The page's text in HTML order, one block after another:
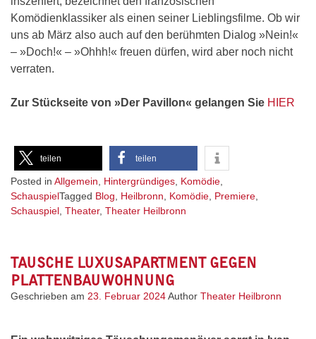
Komödienklassiker als einen seiner Lieblingsfilme. Ob wir
uns ab März also auch auf den berühmten Dialog »Nein!«
– »Doch!« – »Ohhh!« freuen dürfen, wird aber noch nicht
verraten.
Zur Stückseite von »Der Pavillon« gelangen Sie HIER
teilen teilen
Posted in Allgemein Hintergründiges Komödie
SchauspielTagged Blog Heilbronn Komödie Premiere
Schauspiel Theater, Theater Heilbronn
TAUSCHE LUXUSAPARTMENT GEGEN
PLATTENBAUWOHNUNG
Geschrieben am 23. Februar 2024Author Theater Heilbronn